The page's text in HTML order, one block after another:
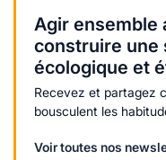
Agir ensemble
construire une
écologique et
Recevez et partagez
bousculent les
Voir toutes nos